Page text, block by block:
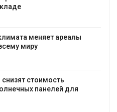
меняет ареалы
миру
снизят стоимость
панелей для